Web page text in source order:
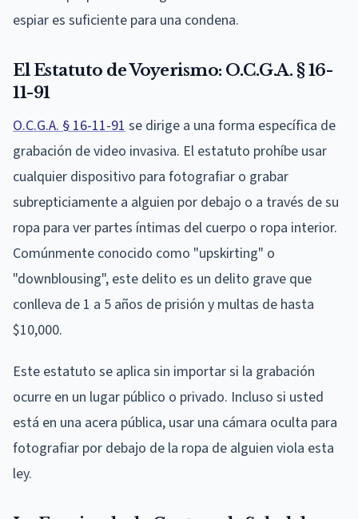
espiar es suficiente para una condena.
El Estatuto de Voyerismo: O.C.G.A. § 16-
11-91
O.C.G.A. § 16-11-91se dirige a una forma específica de
grabación de video invasiva. El estatuto prohíbe usar
cualquier dispositivo para fotografiar o grabar
subrepticiamente a alguien por debajo o a través de su
ropa para ver partes íntimas del cuerpo o ropa interior.
Comúnmente conocido como "upskirting" o
"downblousing", este delito es un delito grave que
conlleva de 1 a 5 años de prisión y multas de hasta
$10,000.
Este estatuto se aplica sin importar si la grabación
ocurre en un lugar público o privado. Incluso si usted
está en una acera pública, usar una cámara oculta para
fotografiar por debajo de la ropa de alguien viola esta
ley.